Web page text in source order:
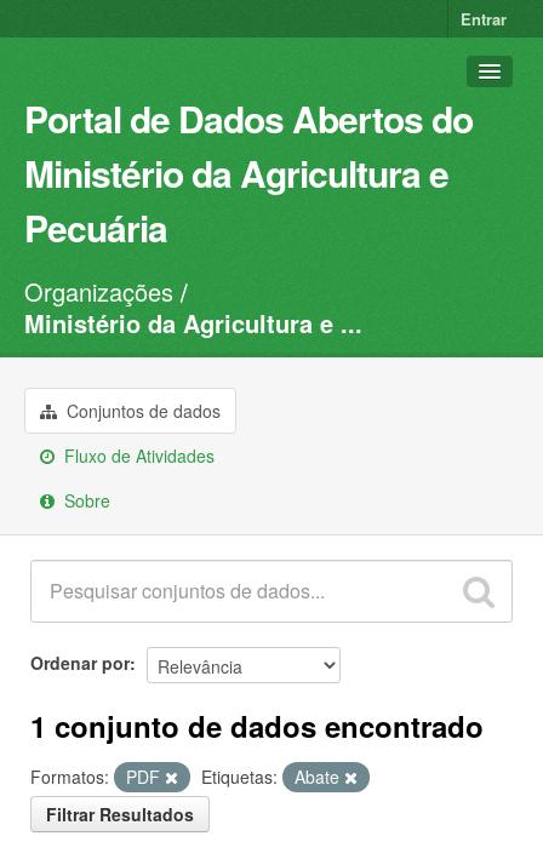
Entrar
Portal de Dados Abertos do
Ministério da Agricultura e
Pecuária
Conjuntos de dados
Organizações
Sobre
Organizações
Ministério da Agricultura e ...
Conjuntos de dados
Fluxo de Atividades
Sobre
Ordenar por
1 conjunto de dados encontrado
Formatos: PDF Etiquetas:
Abate
Filtrar Resultados